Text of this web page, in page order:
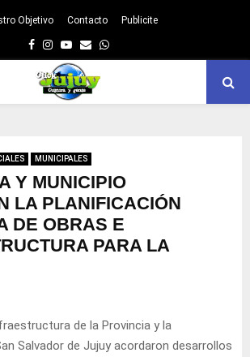
Objetivo Contacto Publicite
Facebook
Instagram
Youtube
EmailWhatsapp
MUNICIPALES
Y MUNICIPIO
LA PLANIFICACIÓN
DE OBRAS E
PARA LA
de la Provincia y la
Salvador de Jujuy acordaron desarrollos